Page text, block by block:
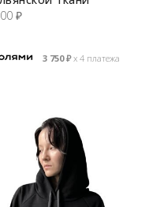
₽
3 750₽х 4 платежа